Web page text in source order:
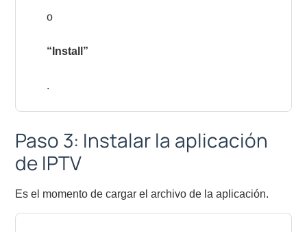
o
“Install”
.
Paso 3: Instalar la aplicación
de IPTV
Es el momento de cargar el archivo de la aplicación.